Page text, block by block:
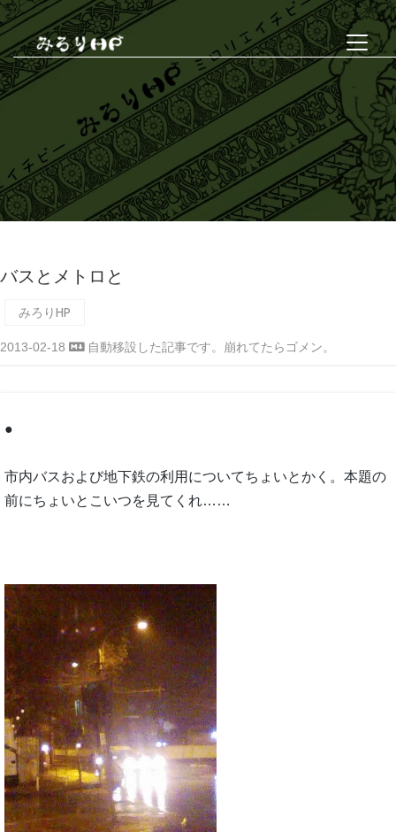
バスとメトロと
みろりHP
2013-02-18 自動移設した記事です。崩れてたらゴメン。
●
市内バスおよび地下鉄の利用についてちょいとかく。本題の
前にちょいとこいつを見てくれ……